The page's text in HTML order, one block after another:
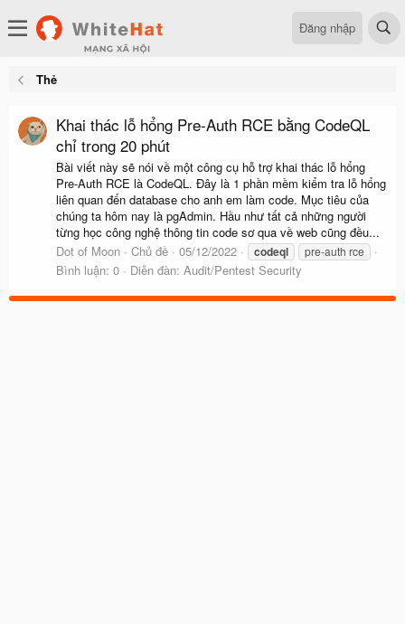
Đăng nhập
Thẻ
Khai thác lỗ hổng Pre-Auth RCE bằng CodeQL
chỉ trong 20 phút
Bài viết này sẽ nói về một công cụ hỗ trợ khai thác lỗ hổng
Pre-Auth RCE là CodeQL. Đây là 1 phần mềm kiểm tra lỗ hổng
liên quan đến database cho anh em làm code. Mục tiêu của
chúng ta hôm nay là pgAdmin. Hầu như tất cả những người
từng học công nghệ thông tin code sơ qua về web cũng đều...
Dot of Moon
Chủ đề 05/12/2022 codeql pre-auth rce
Bình luận: 0 Diễn đàn: Audit/Pentest Security